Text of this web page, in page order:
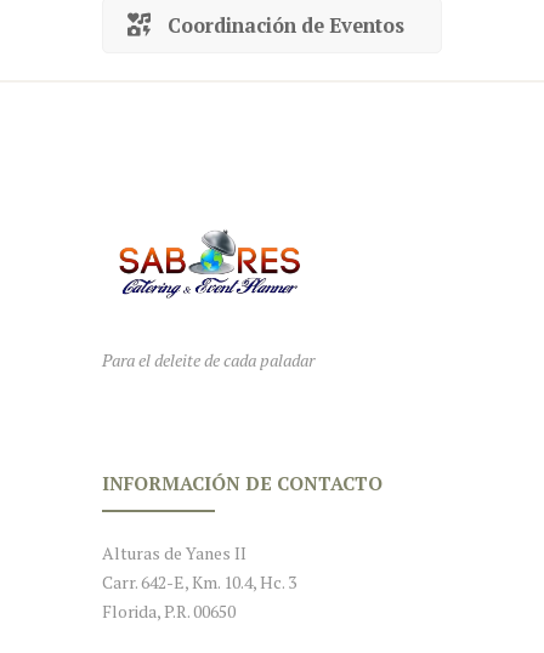
Coordinación de Eventos
Para el deleite de cada paladar
INFORMACIÓN DE CONTACTO
Alturas de Yanes II
Carr. 642-E, Km. 10.4, Hc. 3
Florida, P.R. 00650